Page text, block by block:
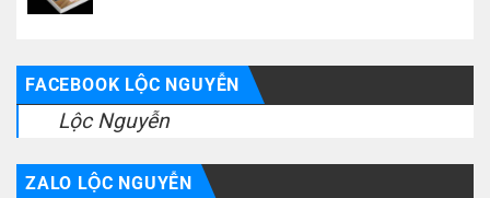
FACEBOOK LỘC NGUYỄN
Lộc Nguyễn
ZALO LỘC NGUYỄN